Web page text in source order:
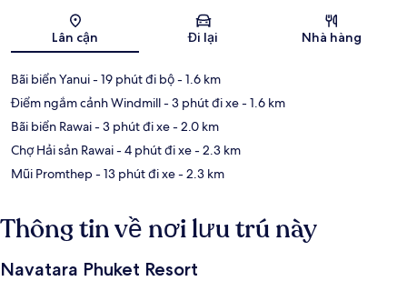
Bản đồ
Lân cận Đi lại Nhà hàng
Bãi biển Yanui- 19 phút đi bộ- 1.6 km
Điểm ngắm cảnh Windmill- 3 phút đi xe- 1.6 km
Bãi biển Rawai- 3 phút đi xe- 2.0 km
Chợ Hải sản Rawai- 4 phút đi xe- 2.3 km
Mũi Promthep- 13 phút đi xe- 2.3 km
Thông tin về nơi lưu trú này
Navatara Phuket Resort